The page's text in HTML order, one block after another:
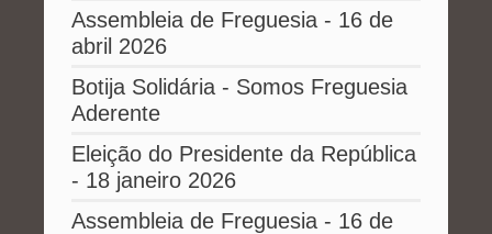
Assembleia de Freguesia - 16 de
abril 2026
Botija Solidária - Somos Freguesia
Aderente
Eleição do Presidente da República
- 18 janeiro 2026
Assembleia de Freguesia - 16 de